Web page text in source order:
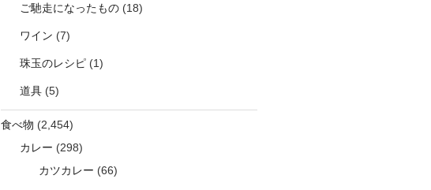
ご馳走になったもの(18)
ワイン (7)
珠玉のレシピ(1)
道具(5)
食べ物 (2,454)
カレー (298)
カツカレー (66)